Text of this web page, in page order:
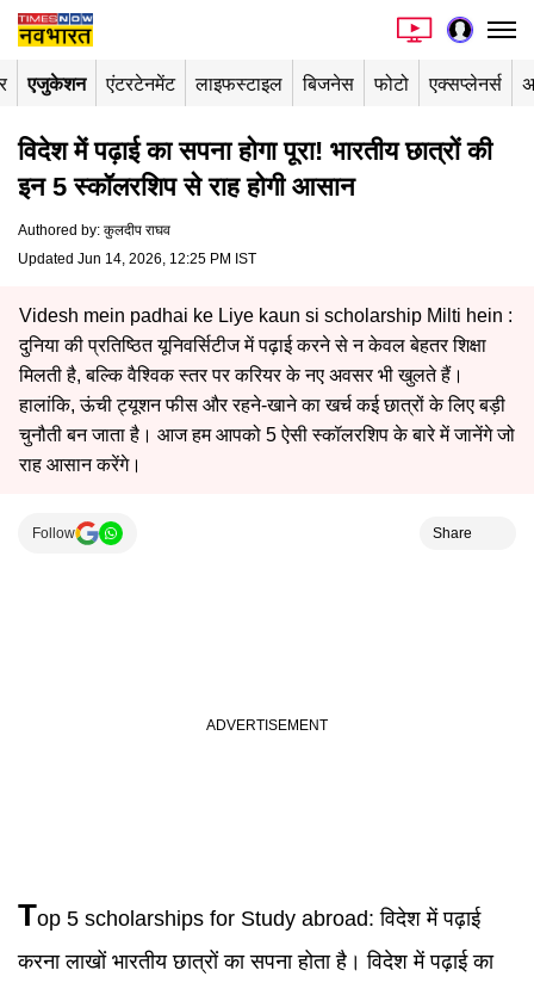
एजुकेशन एंटरटेनमेंट लाइफस्टाइल बिजनेस फोटो एक्सप्लेनर्स
विदेश में पढ़ाई का सपना होगा पूरा! भारतीय छात्रों की
इन 5 स्कॉलरशिप से राह होगी आसान
Authored by: कुलदीप राघव
Updated Jun 14, 2026, 12:25 PM IST
Videsh mein padhai ke Liye kaun si scholarship Milti hein :
दुनिया की प्रतिष्ठित यूनिवर्सिटीज में पढ़ाई करने से न केवल बेहतर शिक्षा
मिलती है, बल्कि वैश्विक स्तर पर करियर के नए अवसर भी खुलते हैं।
हालांकि, ऊंची ट्यूशन फीस और रहने-खाने का खर्च कई छात्रों के लिए बड़ी
चुनौती बन जाता है। आज हम आपको 5 ऐसी स्कॉलरशिप के बारे में जानेंगे जो
राह आसान करेंगे।
Follow Share
Top 5 scholarships for Study abroad:विदेश में पढ़ाई
करना लाखों भारतीय छात्रों का सपना होता है। विदेश में पढ़ाई का